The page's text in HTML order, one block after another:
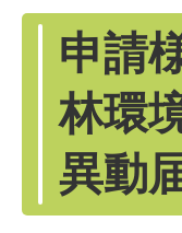
申請
林環
異動